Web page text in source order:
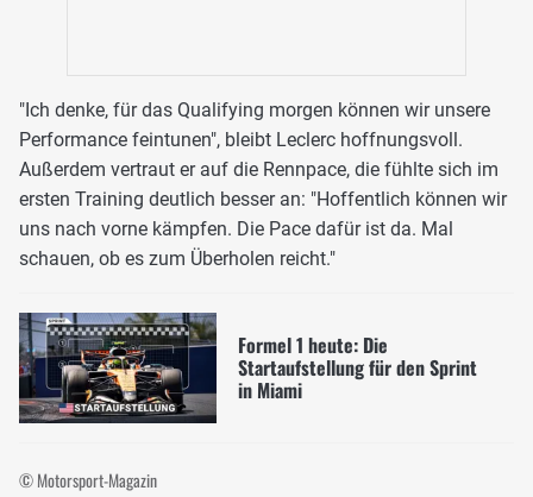
"Ich denke, für das Qualifying morgen können wir unsere
Performance feintunen", bleibt Leclerc hoffnungsvoll.
Außerdem vertraut er auf die Rennpace, die fühlte sich im
ersten Training deutlich besser an: "Hoffentlich können wir
uns nach vorne kämpfen. Die Pace dafür ist da. Mal
schauen, ob es zum Überholen reicht."
Formel 1 heute: Die
Startaufstellung für den Sprint
in Miami
© Motorsport-Magazin